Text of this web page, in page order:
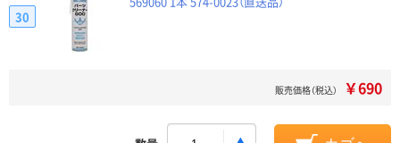
30
販売価格（税込） ￥690